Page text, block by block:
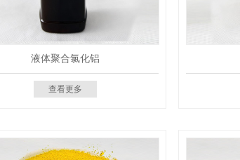
液体聚合氯化铝
查看更多